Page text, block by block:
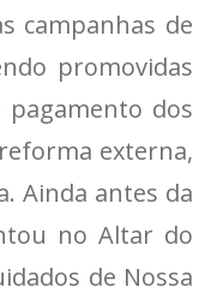
campanhas de
promovidas
dos
externa,
Ainda antes da
no Altar do
de Nossa